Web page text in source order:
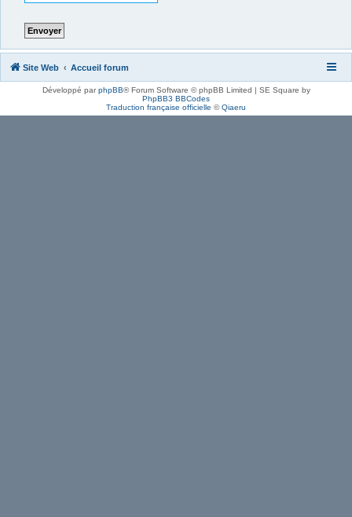
Site Web Accueil forum
Développé parphpBB® Forum Software © phpBB Limited | SE Square by
PhpBB3 BBCodes
Traduction française officielle ©Qiaeru